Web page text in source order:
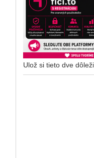
Ulož si tieto dve